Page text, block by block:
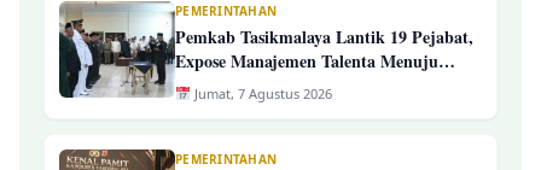
PEMERINTAHAN
Pemkab Tasikmalaya Lantik 19 Pejabat,
Expose Manajemen Talenta Menuju
Pengelolaan ASN Yang Profesional
Jumat, 7 Agustus 2026
PEMERINTAHAN